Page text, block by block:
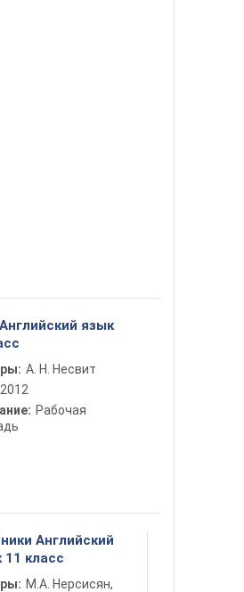
язык
А. Н. Несвит
2012
Рабочая
Английский
11 класс
М.А. Нерсисян,